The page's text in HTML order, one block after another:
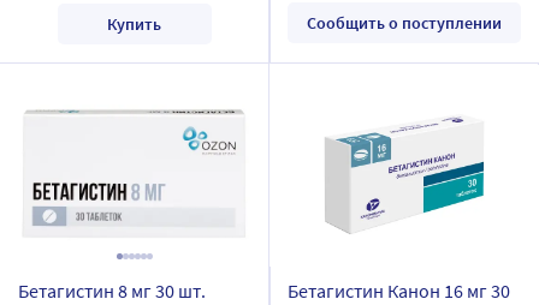
Купить Сообщить о поступлении
Бетагистин 8 мг 30 шт.
Бетагистин Канон 16 мг 30